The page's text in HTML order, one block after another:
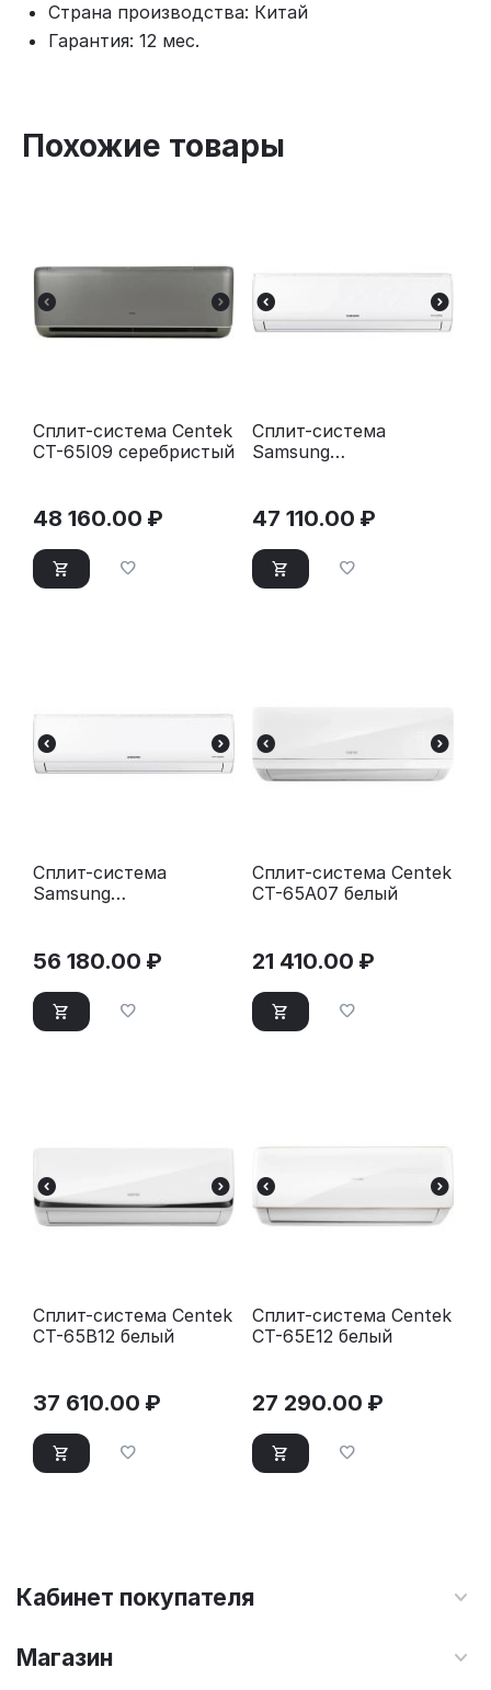
Страна производства: Китай
Гарантия: 12 мес.
Похожие товары
Сплит-система Centek
CT-65I09 серебристый
48 160.00 ₽
Сплит-система
Samsung
25 м²)
47 110.00 ₽
Сплит-система
Samsung
35 м²)
56 180.00 ₽
Сплит-система Centek
CT-65A07 белый
21 410.00 ₽
Сплит-система Centek
CT-65B12 белый
37 610.00 ₽
Сплит-система Centek
CT-65E12 белый
27 290.00 ₽
Кабинет покупателя
Магазин